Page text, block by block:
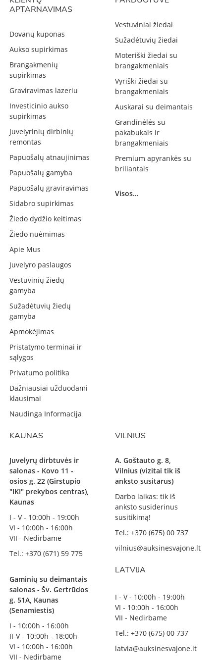
APTARNAVIMAS
Dovanų kuponas
Aukso supirkimas
Brangakmenių
supirkimas
Graviravimas lazeriu
Investicinio aukso
supirkimas
Juvelyrinių dirbinių
remontas
Papuošalų atnaujinimas
Papuošalų gamyba
Papuošalų graviravimas
Sidabro supirkimas
Žiedo dydžio keitimas
Žiedo nuėmimas
Apie Mus
Juvelyro paslaugos
Vestuvinių žiedų
gamyba
Sužadėtuvių žiedų
gamyba
Apmokėjimas
Pristatymo terminai ir
sąlygos
Privatumo politika
Dažniausiai užduodami
klausimai
Naudinga Informacija
Vestuviniai žiedai
Sužadėtuvių žiedai
Moteriški žiedai su
brangakmeniais
Vyriški žiedai su
brangakmeniais
Auskarai su deimantais
Grandinėlės su
pakabukais ir
brangakmeniais
Premium apyrankės su
briliantais
Visos...
KAUNAS
Juvelyrų dirbtuvės ir
salonas - Kovo 11 -
osios g. 22 (Girstupio
"IKI" prekybos centras),
Kaunas
I - V - 10:00h - 19:00h
VI - 10:00h - 16:00h
VII - Nedirbame
Tel.: +370 (671) 59 775
Gaminių su deimantais
salonas - Šv. Gertrūdos
g. 51A, Kaunas
(Senamiestis)
I - 10:00h - 16:00h
II-V - 10:00h - 18:00h
VI - 10:00h - 16:00h
VII - Nedirbame
VILNIUS
A. Goštauto g. 8,
Vilnius (vizitai tik iš
anksto susitarus)
Darbo laikas: tik iš
anksto susiderinus
susitikimą!
Tel.: +370 (675) 00 737
vilnius@auksinesvajone.lt
LATVIJA
I - V - 10:00h - 19:00h
VI - 10:00h - 16:00h
VII - Nedirbame
Tel.: +370 (675) 00 737
latvia@auksinesvajone.lt